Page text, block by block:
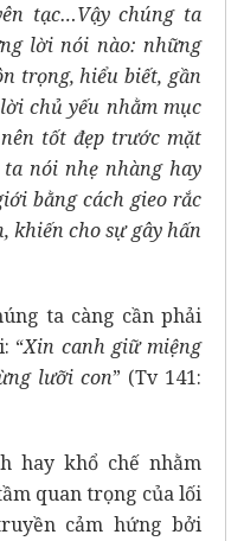
tạc…Vậy chúng ta
lời nói nào: những
trọng, hiểu biết, gần
chủ yếu nhằm mục
tốt đẹp trước mặt
nói nhẹ nhàng hay
bằng cách gieo rắc
khiến cho sự gây hấn
ta càng cần phải
“Xin canh giữ miệng
lưỡi con” (Tv 141:
hay khổ chế nhằm
quan trọng của lối
cảm hứng bởi